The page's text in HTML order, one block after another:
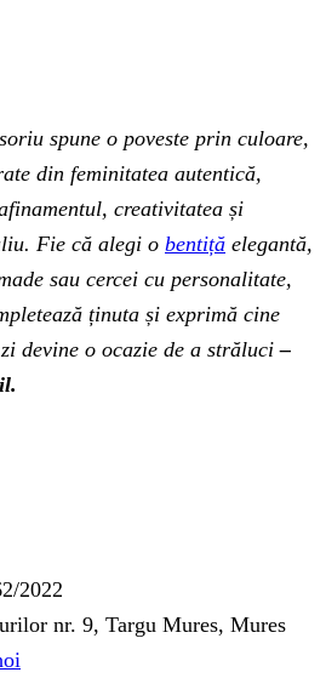
spune o poveste prin culoare,
din feminitatea autentică,
creativitatea și
Fie că alegi o bentiță elegantă,
sau cercei cu personalitate,
ținuta și exprimă cine
devine o ocazie de a străluci –
2022
nr. 9, Targu Mures, Mures